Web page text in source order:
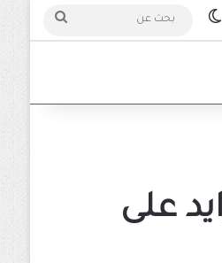
الدخول
الوضع المظلم
على